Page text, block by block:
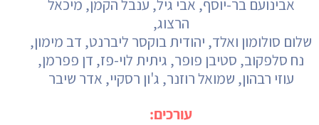
אבינועם בר-יוסף, אבי גיל, ענבל הקמן, מיכאל
הרצוג,
שלום סולומון ואלד, יהודית בוקסר ליברנט, דב מימון,
נח סלפקוב, סטיבן פופר, גיתית לוי-פז, דן פפרמן,
עוזי רבהון, שמואל רוזנר, ג'ון רסקיי, אדר שיבר
עורכים: